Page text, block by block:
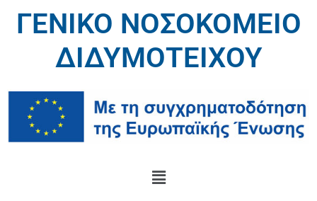
ΓΕΝΙΚΟ ΝΟΣΟΚΟΜΕΙΟ
ΔΙΔΥΜΟΤΕΙΧΟΥ